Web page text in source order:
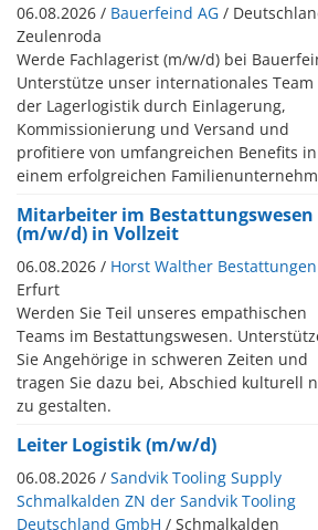
06.08.2026 / Bauerfeind AG /
Zeulenroda
Werde Fachlagerist (m/w/d) bei
Unterstütze unser internationales Team
der Lagerlogistik durch Einlagerung,
Kommissionierung und Versand und
profitiere von umfangreichen Benefits in
einem erfolgreichen
Mitarbeiter im Bestattungswesen
(m/w/d) in Vollzeit
06.08.2026 / Horst Walther Bestattungen
Erfurt
Werden Sie Teil unseres empathischen
Teams im Bestattungswesen.
Sie Angehörige in schweren Zeiten und
tragen Sie dazu bei, Abschied kulturell
zu gestalten.
Leiter Logistik (m/w/d)
06.08.2026 / Sandvik Tooling Supply
Schmalkalden ZN der Sandvik Tooling
Deutschland GmbH / Schmalkalden